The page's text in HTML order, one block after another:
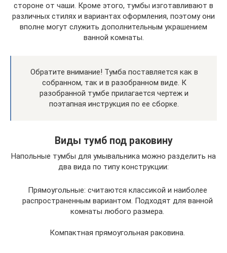
стороне от чаши. Кроме этого, тумбы изготавливают в
различных стилях и вариантах оформления, поэтому они
вполне могут служить дополнительным украшением
ванной комнаты.
Обратите внимание! Тумба поставляется как в
собранном, так и в разобранном виде. К
разобранной тумбе прилагается чертеж и
поэтапная инструкция по ее сборке.
Виды тумб под раковину
Напольные тумбы для умывальника можно разделить на
два вида по типу конструкции:
Прямоугольные: считаются классикой и наиболее
распространенным вариантом. Подходят для ванной
комнаты любого размера.
Компактная прямоугольная раковина.